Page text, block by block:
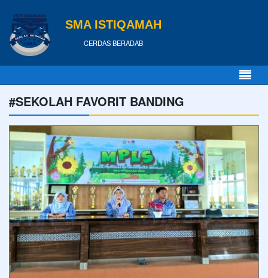
SMA ISTIQAMAH
CERDAS BERADAB
#SEKOLAH FAVORIT BANDING